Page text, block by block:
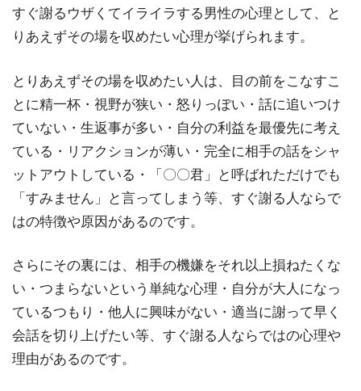
すぐ謝るウザくてイライラする男性の心理として、と
りあえずその場を収めたい心理が挙げられます。
とりあえずその場を収めたい人は、目の前をこなすこ
とに精一杯・視野が狭い・怒りっぽい・話に追いつけ
ていない・生返事が多い・自分の利益を最優先に考え
ている・リアクションが薄い・完全に相手の話をシャ
ットアウトしている・「〇〇君」と呼ばれただけでも
「すみません」と言ってしまう等、すぐ謝る人ならで
はの特徴や原因があるのです。
さらにその裏には、相手の機嫌をそれ以上損ねたくな
い・つまらないという単純な心理・自分が大人になっ
ているつもり・他人に興味がない・適当に謝って早く
会話を切り上げたい等、すぐ謝る人ならではの心理や
理由があるのです。